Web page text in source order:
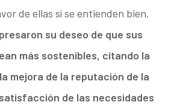
de ellas sí se entienden bien.
su deseo de que sus
más sostenibles, citando la
mejora de la reputación de la
de las necesidades